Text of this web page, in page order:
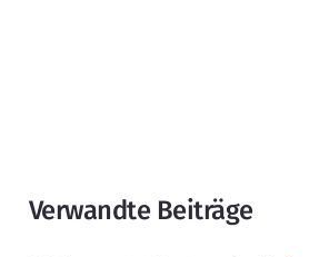
Verwandte Beiträge